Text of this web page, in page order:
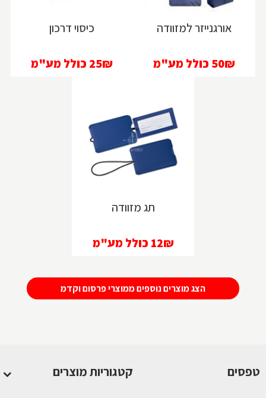
אורגנייזר למזוודה
50₪ כולל מע"מ
כיסוי דרכון
25₪ כולל מע"מ
תג מזוודה
12₪ כולל מע"מ
הצג מוצרים נוספים ממוצרי פרסום וקדמ
טפסים קטגוריות מוצרים